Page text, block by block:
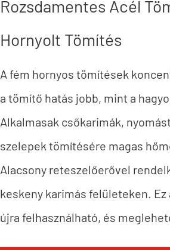
Rozsdamentes Acél
Hornyolt Tömítés
A fém hornyos tömítések
a tömítő hatás jobb, mint a
Alkalmasak csőkarimák,
szelepek tömítésére magas
Alacsony reteszelőerővel
keskeny karimás felületeken.
újra felhasználható, és